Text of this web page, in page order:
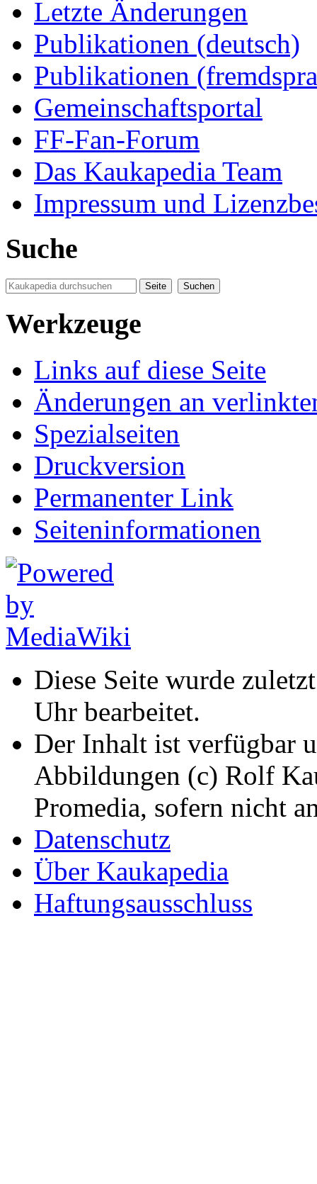
Letzte Änderungen
Publikationen (deutsch)
Publikationen
Gemeinschaftsportal
FF-Fan-Forum
Das Kaukapedia Team
Impressum und
Suche
Werkzeuge
Links auf diese Seite
Änderungen an
Spezialseiten
Druckversion
Permanenter Link
Seiten­informationen
Diese Seite wurde
Uhr bearbeitet.
Der Inhalt ist verfügbar
Abbildungen (c) Rolf
Promedia, sofern nicht
Datenschutz
Über Kaukapedia
Haftungsausschluss